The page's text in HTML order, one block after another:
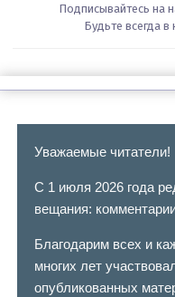
Подписывайтесь на
Будьте всегда в
Уважаемые читатели!
С 1 июля 2026 года
вещания:
Благодарим всех и
многих лет
опубликованных